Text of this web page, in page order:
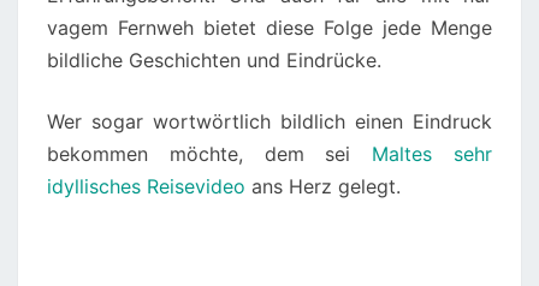
vagem Fernweh bietet diese Folge jede Menge
bildliche Geschichten und Eindrücke.
Wer sogar wortwörtlich bildlich einen Eindruck
bekommen möchte, dem sei Maltes sehr
idyllisches Reisevideo ans Herz gelegt.